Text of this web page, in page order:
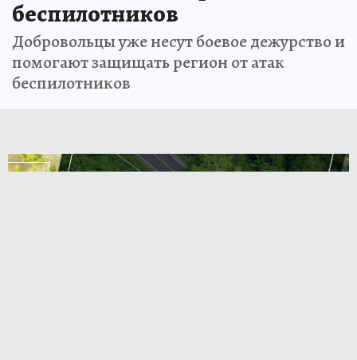
беспилотников
Добровольцы уже несут боевое дежурство и
помогают защищать регион от атак
беспилотников